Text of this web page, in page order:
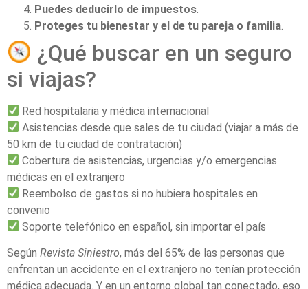
Puedes deducirlo de impuestos
Proteges tu bienestar y el de tu pareja o familia
¿Qué buscar en un seguro
si viajas?
Red hospitalaria y médica internacional
Asistencias desde que sales de tu ciudad (viajar a más de
50 km de tu ciudad de contratación)
Cobertura de asistencias, urgencias y/o emergencias
médicas en el extranjero
Reembolso de gastos si no hubiera hospitales en
convenio
Soporte telefónico en español, sin importar el país
Según Revista Siniestro, más del 65% de las personas que
enfrentan un accidente en el extranjero no tenían protección
médica adecuada. Y en un entorno global tan conectado, eso